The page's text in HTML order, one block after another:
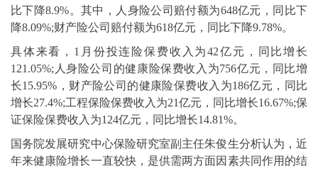
比下降8.9%。其中，人身险公司赔付额为648亿元，同比下
降8.09%;财产险公司赔付额为618亿元，同比下降9.78%。
具体来看，1月份投连险保费收入为42亿元，同比增长
121.05%;人身险公司的健康险保费收入为756亿元，同比增
长15.95%，财产险公司的健康险保费收入为186亿元，同比
增长27.4%;工程保险保费收入为21亿元，同比增长16.67%;保
证保险保费收入为124亿元，同比增长14.81%。
国务院发展研究中心保险研究室副主任朱俊生分析认为，近
年来健康险增长一直较快，是供需两方面因素共同作用的结